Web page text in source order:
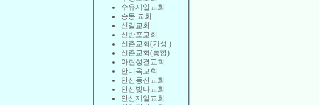
수유제일교회
승동 교회
신길교회
신반포교회
신촌교회(기성 )
신촌교회(통합)
아현성결교회
안디옥교회
안산동산교회
안산빛나교회
안산제일교회